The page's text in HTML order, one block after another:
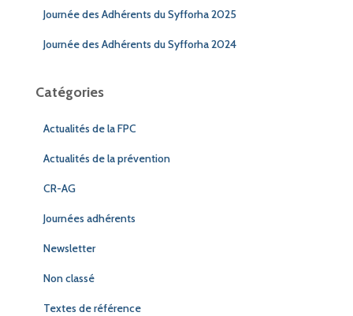
Journée des Adhérents du Syfforha 2025
Journée des Adhérents du Syfforha 2024
Catégories
Actualités de la FPC
Actualités de la prévention
CR-AG
Journées adhérents
Newsletter
Non classé
Textes de référence